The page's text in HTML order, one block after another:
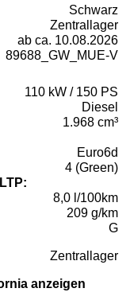
Schwarz
Zentrallager
ab ca. 10.08.2026
89688_GW_MUE-V
110 kW / 150 PS
Diesel
1.968 cm³
Euro6d
4 (Green)
8,0 l/100km
209 g/km
G
Zentrallager
anzeigen